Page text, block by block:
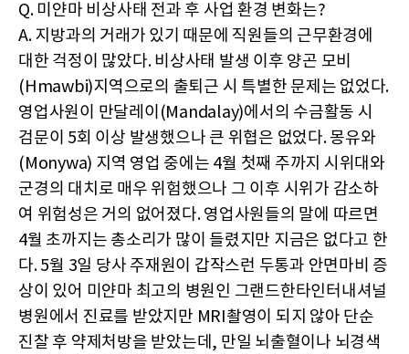
Q. 미얀마 비상사태 전과 후 사업 환경 변화는?
A. 지방과의 거래가 있기 때문에 직원들의 근무환경에
대한 걱정이 많았다. 비상사태 발생 이후 양곤 모비
(Hmawbi)지역으로의 출퇴근 시 특별한 문제는 없었다.
영업사원이 만달레이(Mandalay)에서의 수금활동 시
검문이 5회 이상 발생했으나 큰 위협은 없었다. 몽유와
(Monywa) 지역 영업 중에는 4월 첫째 주까지 시위대와
군경의 대치로 매우 위험했으나 그 이후 시위가 감소하
여 위험성은 거의 없어졌다. 영업사원들의 말에 따르면
4월 초까지는 총소리가 많이 들렸지만 지금은 없다고 한
다. 5월 3일 당사 주재원이 갑작스런 두통과 안면마비 증
상이 있어 미얀마 최고의 병원인 그랜드한타인터내셔널
병원에서 진료를 받았지만 MRI촬영이 되지 않아 단순
진찰 후 약제처방을 받았는데, 만일 뇌출혈이나 뇌경색